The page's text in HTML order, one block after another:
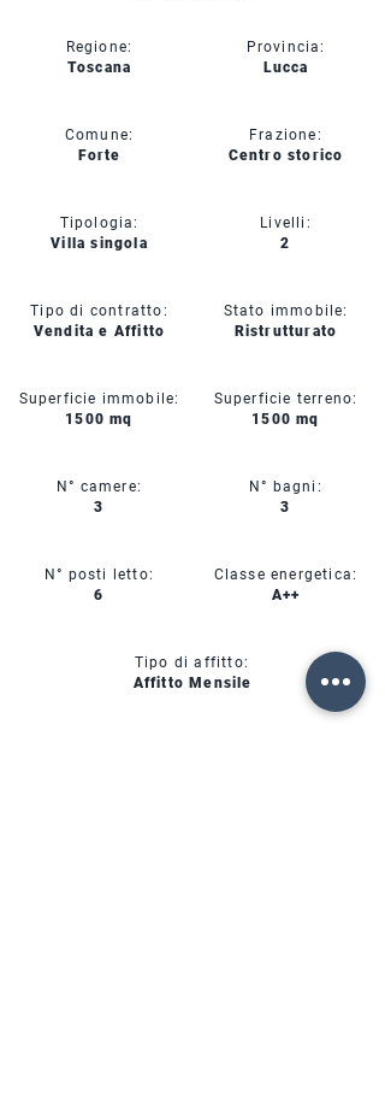
Regione:
Toscana
Comune:
Forte
Tipologia:
Villa singola
Tipo di contratto:
Vendita e Affitto
Superficie immobile:
1500 mq
N° camere:
3
N° posti letto:
6
Provincia:
Lucca
Frazione:
Centro storico
Livelli:
2
Stato immobile:
Ristrutturato
Superficie terreno:
1500 mq
N° bagni:
3
Classe energetica:
A++
Tipo di affitto:
Affitto Mensile